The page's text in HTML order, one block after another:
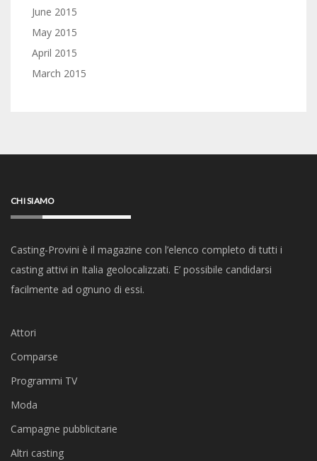
June 2015
May 2015
April 2015
March 2015
CHI SIAMO
Casting-Provini è il magazine con l’elenco completo di tutti i
casting attivi in Italia geolocalizzati. E’ possibile candidarsi
facilmente ad ognuno di essi.
Attori
Comparse
Programmi TV
Moda
Campagne pubblicitarie
Altri casting